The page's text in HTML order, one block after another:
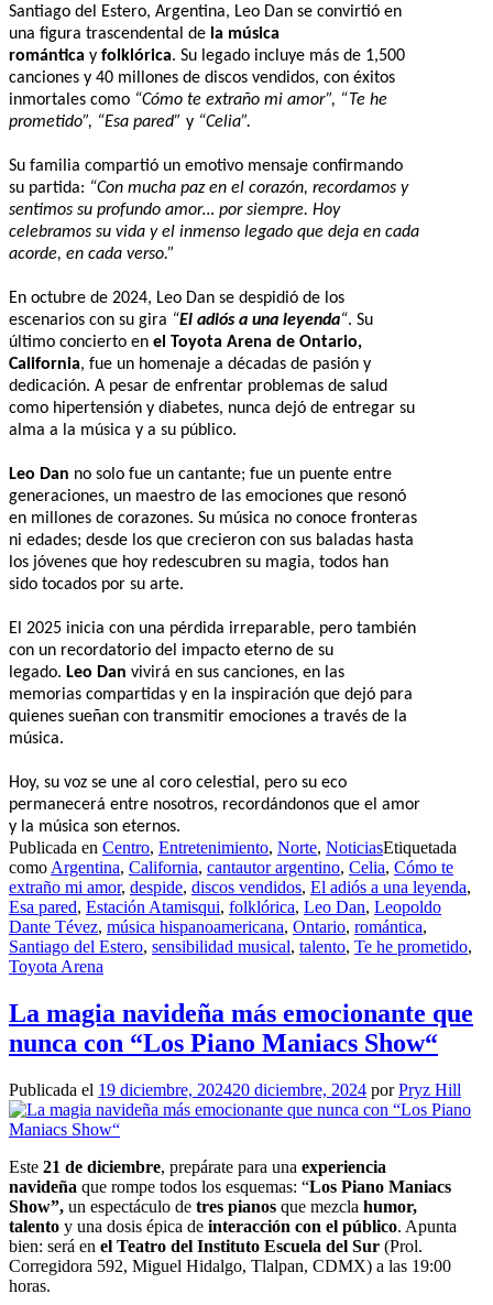
Santiago del Estero, Argentina, Leo Dan se convirtió en
una figura trascendental de la música
romántica y folklórica. Su legado incluye más de 1,500
canciones y 40 millones de discos vendidos, con éxitos
inmortales como “Cómo te extraño mi amor”, “Te he
prometido”, “Esa pared” y “Celia”.
Su familia compartió un emotivo mensaje confirmando
su partida: “Con mucha paz en el corazón, recordamos y
sentimos su profundo amor… por siempre. Hoy
celebramos su vida y el inmenso legado que deja en cada
acorde, en cada verso.”
En octubre de 2024, Leo Dan se despidió de los
escenarios con su gira “El adiós a una leyenda“. Su
último concierto en el Toyota Arena de Ontario,
California, fue un homenaje a décadas de pasión y
dedicación. A pesar de enfrentar problemas de salud
como hipertensión y diabetes, nunca dejó de entregar su
alma a la música y a su público.
Leo Dan no solo fue un cantante; fue un puente entre
generaciones, un maestro de las emociones que resonó
en millones de corazones. Su música no conoce fronteras
ni edades; desde los que crecieron con sus baladas hasta
los jóvenes que hoy redescubren su magia, todos han
sido tocados por su arte.
El 2025 inicia con una pérdida irreparable, pero también
con un recordatorio del impacto eterno de su
legado. Leo Dan vivirá en sus canciones, en las
memorias compartidas y en la inspiración que dejó para
quienes sueñan con transmitir emociones a través de la
música.
Hoy, su voz se une al coro celestial, pero su eco
permanecerá entre nosotros, recordándonos que el amor
y la música son eternos.
Publicada en Centro, Entretenimiento, Norte, NoticiasEtiquetada
como Argentina, California, cantautor argentino, Celia, Cómo te
extraño mi amor, despide, discos vendidos, El adiós a una leyenda,
Esa pared, Estación Atamisqui, folklórica, Leo Dan, Leopoldo
Dante Tévez, música hispanoamericana, Ontario, romántica,
Santiago del Estero, sensibilidad musical, talento, Te he prometido,
Toyota Arena
La magia navideña más emocionante que
nunca con “Los Piano Maniacs Show“
Publicada el 19 diciembre, 202420 diciembre, 2024 porPryz Hill
Este 21 de diciembre, prepárate para una experiencia
navideña que rompe todos los esquemas: “Los Piano Maniacs
Show”, un espectáculo de tres pianos que mezcla humor,
talento y una dosis épica de interacción con el público. Apunta
bien: será en el Teatro del Instituto Escuela del Sur (Prol.
Corregidora 592, Miguel Hidalgo, Tlalpan, CDMX) a las 19:00
horas.